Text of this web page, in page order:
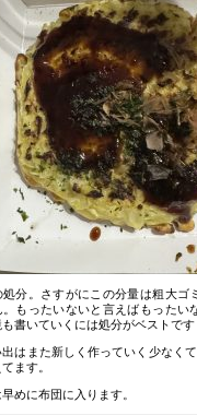
処分。さすがにこの分量は粗大ゴ
。もったいないと言えばもったい
書いていくには処分がベストです
出はまた新しく作っていく少なく
ます。
めに布団に入ります。